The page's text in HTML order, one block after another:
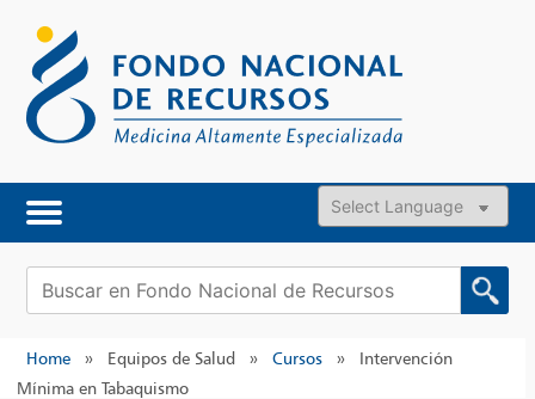
content
Powered by
Buscar:
Home » Equipos de Salud » Cursos »
Intervención
Mínima en Tabaquismo